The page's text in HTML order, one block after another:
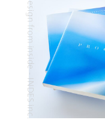
design from inside - INDES inc.